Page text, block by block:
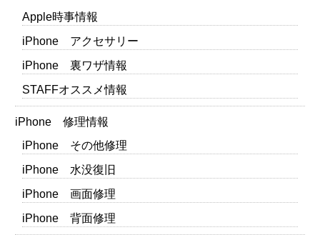
Apple時事情報
iPhone アクセサリー
iPhone 裏ワザ情報
STAFFオススメ情報
iPhone 修理情報
iPhone その他修理
iPhone 水没復旧
iPhone 画面修理
iPhone 背面修理